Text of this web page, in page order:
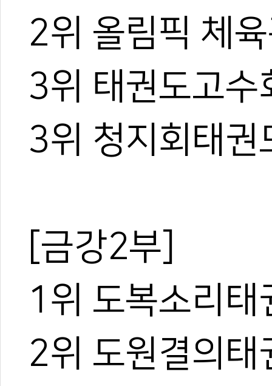
2위 올림픽 체
3위 태권도고수
3위 청지회태권
[금강2부]
1위 도복소리태
2위 도원결의태